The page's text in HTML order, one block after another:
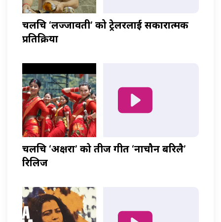
चलचित्र ‘लज्जावती’ को ट्रेलरलाई सकारात्मक
प्रतिक्रिया
चलचित्र ‘अक्षरा’ को तीज गीत ‘नाचौन बरिलै’
रिलिज